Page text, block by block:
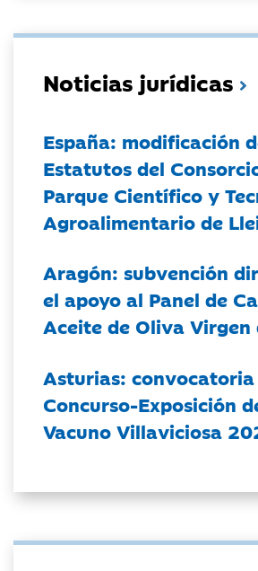
Noticias jurídicas
España: modificación
Estatutos del
Parque Científico y
Agroalimentario de
Aragón: subvención
el apoyo al Panel de
Aceite de Oliva Virgen
Asturias:
Concurso-Exposición
Vacuno Villaviciosa